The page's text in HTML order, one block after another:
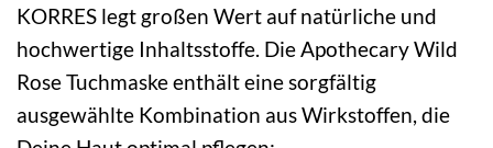
KORRES legt großen Wert auf natürliche und
hochwertige Inhaltsstoffe. Die Apothecary Wild
Rose Tuchmaske enthält eine sorgfältig
ausgewählte Kombination aus Wirkstoffen, die